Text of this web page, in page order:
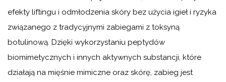
efekty liftingu i odmłodzenia skóry bez użycia igieł i ryzyka
związanego z tradycyjnymi zabiegami z toksyną
botulinową. Dzięki wykorzystaniu peptydów
biomimetycznych i innych aktywnych substancji, które
działają na mięśnie mimiczne oraz skórę, zabieg jest